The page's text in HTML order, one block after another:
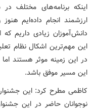
اینکه برنامه‌های مختلف
ارزشمند انجام داده‌ایم
دانش‌آموزان زیادی داریم
این مهم‌ترین اشکال نظام
در این زمینه موثر هستند
این مسیر موفق باشد.
کاظمی مطرح کرد: این
نوجوانان حاضر در این